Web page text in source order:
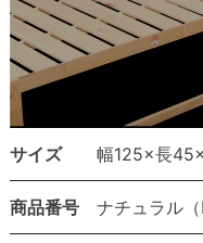
サイズ 幅125×長
商品番号 ナチュラル